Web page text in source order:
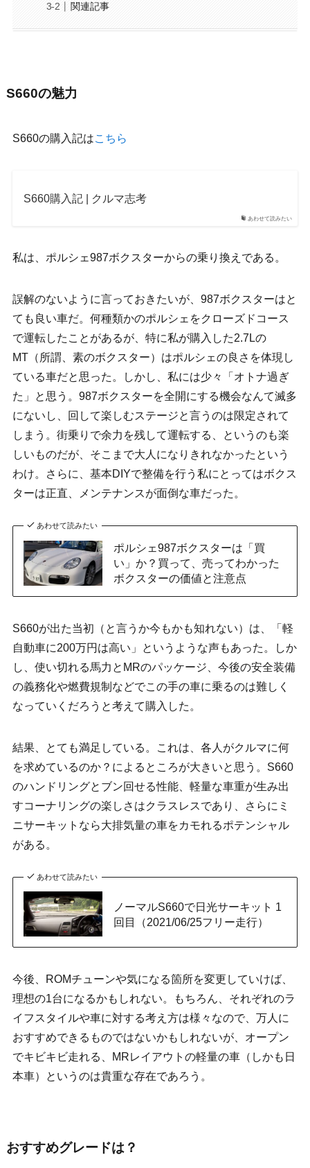
関連記事
S660の魅力
S660の購入記はこちら
あわせて読みたい
S660購入記 | クルマ志考
私は、ポルシェ987ボクスターからの乗り換えである。
誤解のないように言っておきたいが、987ボクスターはと
ても良い車だ。何種類かのポルシェをクローズドコース
で運転したことがあるが、特に私が購入した2.7Lの
MT（所謂、素のボクスター）はポルシェの良さを体現し
ている車だと思った。しかし、私には少々「オトナ過ぎ
た」と思う。987ボクスターを全開にする機会なんて滅多
にないし、回して楽しむステージと言うのは限定されて
しまう。街乗りで余力を残して運転する、というのも楽
しいものだが、そこまで大人になりきれなかったという
わけ。さらに、基本DIYで整備を行う私にとってはボクス
ターは正直、メンテナンスが面倒な車だった。
あわせて読みたい
ポルシェ987ボクスターは「買
い」か？買って、売ってわかった
ボクスターの価値と注意点
S660が出た当初（と言うか今もかも知れない）は、「軽
自動車に200万円は高い」というような声もあった。しか
し、使い切れる馬力とMRのパッケージ、今後の安全装備
の義務化や燃費規制などでこの手の車に乗るのは難しく
なっていくだろうと考えて購入した。
結果、とても満足している。これは、各人がクルマに何
を求めているのか？によるところが大きいと思う。S660
のハンドリングとブン回せる性能、軽量な車重が生み出
すコーナリングの楽しさはクラスレスであり、さらにミ
ニサーキットなら大排気量の車をカモれるポテンシャル
がある。
あわせて読みたい
ノーマルS660で日光サーキット 1
回目（2021/06/25フリー走行）
今後、ROMチューンや気になる箇所を変更していけば、
理想の1台になるかもしれない。もちろん、それぞれのラ
イフスタイルや車に対する考え方は様々なので、万人に
おすすめできるものではないかもしれないが、オープン
でキビキビ走れる、MRレイアウトの軽量の車（しかも日
本車）というのは貴重な存在であろう。
おすすめグレードは？